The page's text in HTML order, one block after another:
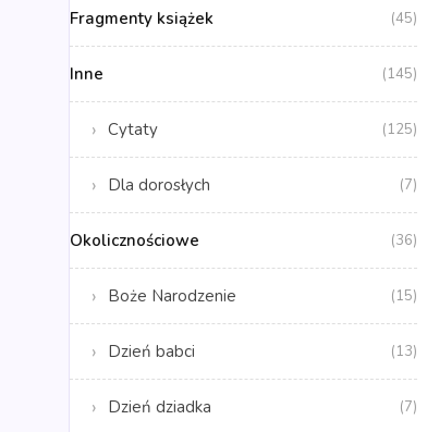
Fragmenty książek (45)
Inne (145)
Cytaty (125)
Dla dorosłych (7)
Okolicznościowe (36)
Boże Narodzenie (15)
Dzień babci (13)
Dzień dziadka (7)